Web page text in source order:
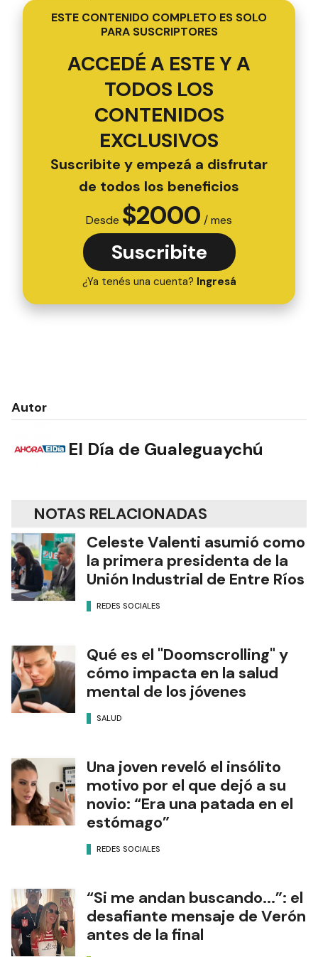
ESTE CONTENIDO COMPLETO ES SOLO
PARA SUSCRIPTORES
ACCEDÉ A ESTE Y A
TODOS LOS
CONTENIDOS
EXCLUSIVOS
Suscribite y empezá a disfrutar
de todos los beneficios
Desde $2000 / mes
Suscribite
¿Ya tenés una cuenta? Ingresá
Autor
El Día de Gualeguaychú
NOTAS RELACIONADAS
Celeste Valenti asumió como
la primera presidenta de la
Unión Industrial de Entre Ríos
REDES SOCIALES
Qué es el "Doomscrolling" y
cómo impacta en la salud
mental de los jóvenes
SALUD
Una joven reveló el insólito
motivo por el que dejó a su
novio: “Era una patada en el
estómago”
REDES SOCIALES
“Si me andan buscando...”: el
desafiante mensaje de Verón
antes de la final